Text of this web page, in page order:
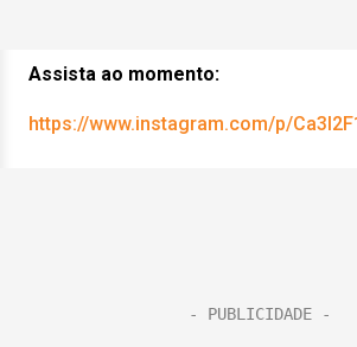
Assista ao momento:
https://www.instagram.com/p/